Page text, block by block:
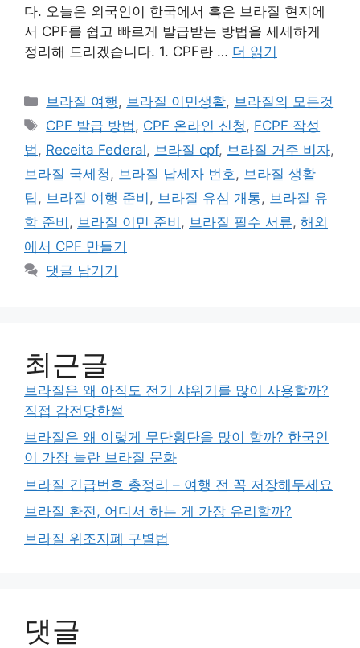
다. 오늘은 외국인이 한국에서 혹은 브라질 현지에
서 CPF를 쉽고 빠르게 발급받는 방법을 세세하게
정리해 드리겠습니다. 1. CPF란 … 더 읽기
카
테
리
브라질 여행 , 브라질 이민생활, 브라질의 모든것
태
그
CPF 발급 방법 , CPF 온라인 신청 , FCPF 작성
법 , Receita Federal, 브라질 cpf, 브라질 거주 비자,
브라질 국세청 , 브라질 납세자 번호 , 브라질 생활
팁 , 브라질 여행 준비 , 브라질 유심 개통, 브라질 유
학 준비 , 브라질 이민 준비 , 브라질 필수 서류, 해외
에서 CPF 만들기
댓글 남기기
최근글
브라질은 왜 아직도 전기 샤워기를 많이 사용할까?
직접 감전당한썰
브라질은 왜 이렇게 무단횡단을 많이 할까? 한국인
이 가장 놀란 브라질 문화
브라질 긴급번호 총정리 – 여행 전 꼭 저장해두세요
브라질 환전, 어디서 하는 게 가장 유리할까?
브라질 위조지폐 구별법
댓글